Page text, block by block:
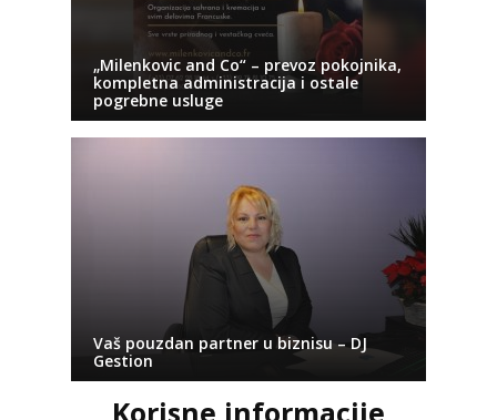
„Milenkovic and Co“ – prevoz pokojnika,
kompletna administracija i ostale
pogrebne usluge
Vaš pouzdan partner u biznisu – DJ
Gestion
Korisne informacije